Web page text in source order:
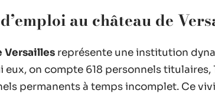
au château de
Versailles représente une institution
eux, on compte 618 personnels
permanents à temps incomplet. Ce